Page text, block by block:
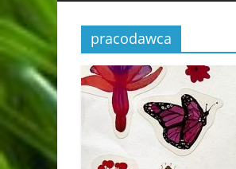
pracodawca